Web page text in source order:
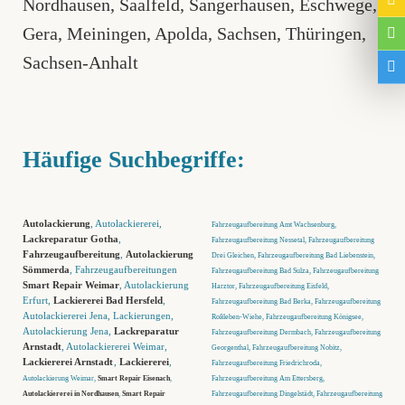
Nordhausen, Saalfeld, Sangerhausen, Eschwege,
Gera, Meiningen, Apolda, Sachsen, Thüringen,
Sachsen-Anhalt
Häufige Suchbegriffe:
Autolackierung , Autolackiererei,
Lackreparatur Gotha
Fahrzeugaufbereitung
Autolackierung
Sömmerda , Fahrzeugaufbereitungen
Smart Repair Weimar , Autolackierung
Erfurt, Lackiererei Bad Hersfeld
Autolackiererei Jena, Lackierungen,
Autolackierung Jena, Lackreparatur
Arnstadt , Autolackiererei Weimar,
Lackiererei Arnstadt
Lackiererei
Autolackierung Weimar, Smart Repair Eisenach
Autolackiererei in Nordhausen Smart Repair
Fahrzeugaufbereitung Amt Wachsenburg,
Fahrzeugaufbereitung Nessetal, Fahrzeugaufbereitung
Drei Gleichen, Fahrzeugaufbereitung Bad Liebenstein,
Fahrzeugaufbereitung Bad Sulza, Fahrzeugaufbereitung
Harztor, Fahrzeugaufbereitung Eisfeld,
Fahrzeugaufbereitung Bad Berka, Fahrzeugaufbereitung
Roßleben-Wiehe, Fahrzeugaufbereitung Königsee,
Fahrzeugaufbereitung Dermbach, Fahrzeugaufbereitung
Georgenthal, Fahrzeugaufbereitung Nobitz,
Fahrzeugaufbereitung Friedrichroda,
Fahrzeugaufbereitung Am Ettersberg,
Fahrzeugaufbereitung Dingelstädt, Fahrzeugaufbereitung